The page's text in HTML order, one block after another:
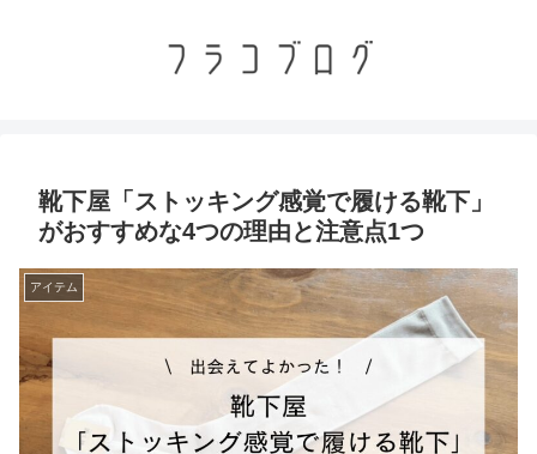
靴下屋「ストッキング感覚で履ける靴下」
がおすすめな4つの理由と注意点1つ
アイテム